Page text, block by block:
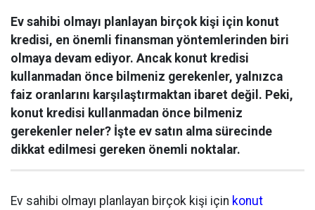
Ev sahibi olmayı planlayan birçok kişi için konut
kredisi, en önemli finansman yöntemlerinden biri
olmaya devam ediyor. Ancak konut kredisi
kullanmadan önce bilmeniz gerekenler, yalnızca
faiz oranlarını karşılaştırmaktan ibaret değil. Peki,
konut kredisi kullanmadan önce bilmeniz
gerekenler neler? İşte ev satın alma sürecinde
dikkat edilmesi gereken önemli noktalar.
Ev sahibi olmayı planlayan birçok kişi için konut